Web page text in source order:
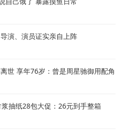
演、演员证实亲自上阵
世 享年76岁：曾是周星驰御用配角
抽纸28包大促：26元到手整箱